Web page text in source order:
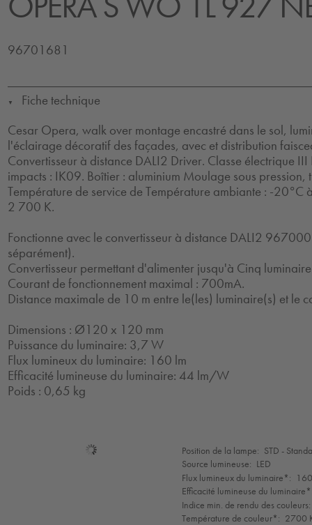
96701681
▼
Fiche technique
Cesar Opera, walk over montage encastré dans le sol,
l'éclairage décoratif des façades, avec et distribution
Convertisseur à distance DALI2 Driver. Classe électrique
impacts : IK09. Boîtier : aluminium Moulage sous
Température de service de Température ambiante : -20°C
2 700 K.
Fonctionne avec le convertisseur à distance DALI2
séparément).
Convertisseur permettant d'alimenter jusqu'à Cinq
Courant de fonctionnement maximal : 700mA.
Distance maximale de 10 m entre le(les) luminaire(s) et le
Dimensions : Ø120 x 120 mm
Puissance du luminaire: 3,7 W
Flux lumineux du luminaire: 160 lm
Efficacité lumineuse du luminaire: 44 lm/W
Poids : 0,65 kg
Sélection
de
mode
Position de la lampe: STD -
Source lumineuse: LED
Flux lumineux du luminaire*:
Efficacité lumineuse du
Indice min. de rendu des couleurs:
Température de couleur*: 2700